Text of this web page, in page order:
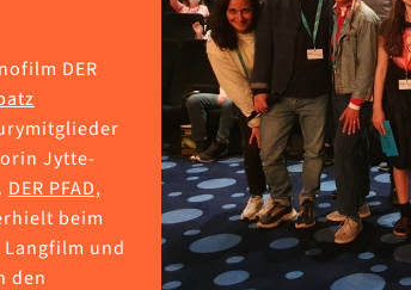
DER
Jytte-
DER PFAD,
beim
Langfilm und
den